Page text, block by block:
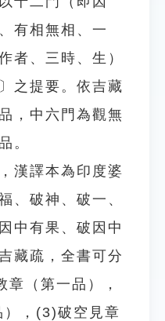
有相無相、一
者、三時、生）
之提要。依吉藏
，中六門為觀無
。
譯本為印度婆
、破神、破一、
中有果、破因中
藏疏，全書可分
（第一品），
，(3)破空見章